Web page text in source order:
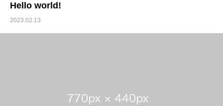
Hello world!
2023.02.13